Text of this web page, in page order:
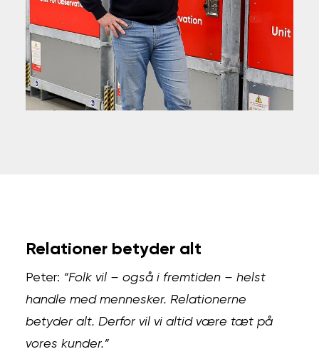
Relationer betyder alt
Peter: “Folk vil – også i fremtiden – helst
handle med mennesker. Relationerne
betyder alt. Derfor vil vi altid være tæt på
vores kunder.”